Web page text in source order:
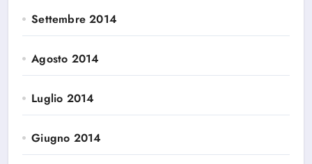
Settembre 2014
Agosto 2014
Luglio 2014
Giugno 2014